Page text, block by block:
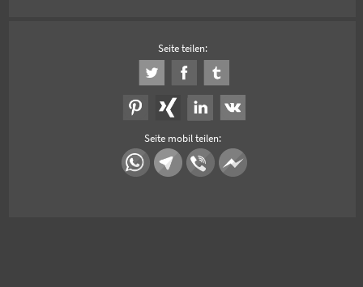
Seite teilen:
Seite mobil teilen: